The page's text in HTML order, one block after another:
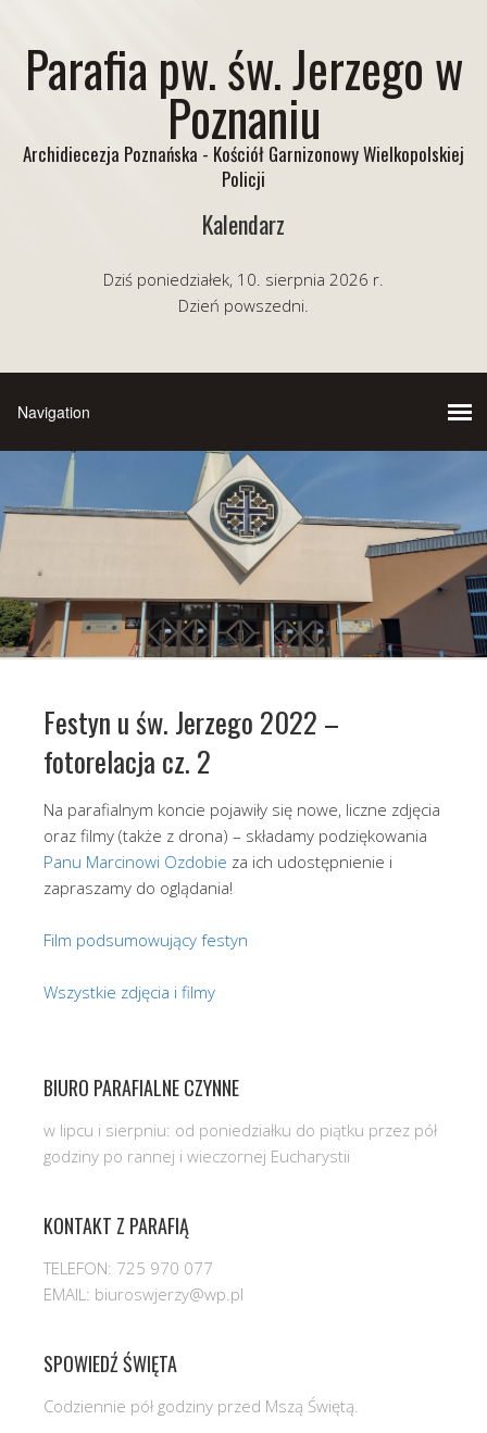
Parafia pw. św. Jerzego w
Poznaniu
Archidiecezja Poznańska - Kościół Garnizonowy Wielkopolskiej
Policji
Kalendarz
Dziś poniedziałek, 10. sierpnia 2026 r.
Dzień powszedni.
Festyn u św. Jerzego 2022 –
fotorelacja cz. 2
Na parafialnym koncie pojawiły się nowe, liczne zdjęcia
oraz filmy (także z drona) – składamy podziękowania
Panu Marcinowi Ozdobie za ich udostępnienie i
zapraszamy do oglądania!
Film podsumowujący festyn
Wszystkie zdjęcia i filmy
BIURO PARAFIALNE CZYNNE
w lipcu i sierpniu: od poniedziałku do piątku przez pół
godziny po rannej i wieczornej Eucharystii
KONTAKT Z PARAFIĄ
TELEFON: 725 970 077
EMAIL: biuroswjerzy@wp.pl
SPOWIEDŹ ŚWIĘTA
Codziennie pół godziny przed Mszą Świętą.